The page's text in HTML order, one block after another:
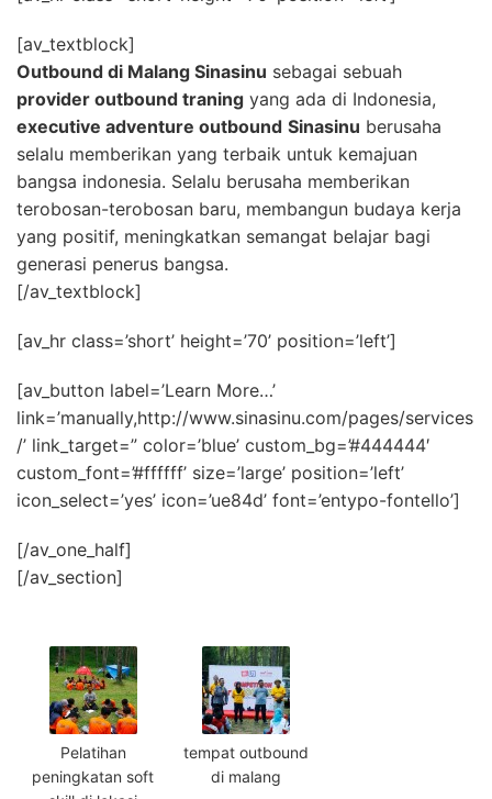
[av_textblock]
Outbound di Malang Sinasinu sebagai sebuah
provider outbound traning yang ada di Indonesia,
executive adventure outbound Sinasinu berusaha
selalu memberikan yang terbaik untuk kemajuan
bangsa indonesia. Selalu berusaha memberikan
terobosan-terobosan baru, membangun budaya kerja
yang positif, meningkatkan semangat belajar bagi
generasi penerus bangsa.
[/av_textblock]
[av_hr class=’short’ height=’70’ position=’left’]
[av_button label=’Learn More…’
link=’manually,http://www.sinasinu.com/pages/services
/’ link_target=” color=’blue’ custom_bg=’#444444′
custom_font=’#ffffff’ size=’large’ position=’left’
icon_select=’yes’ icon=’ue84d’ font=’entypo-fontello’]
[/av_one_half]
[/av_section]
Pelatihan
peningkatan soft
tempat outbound
di malang